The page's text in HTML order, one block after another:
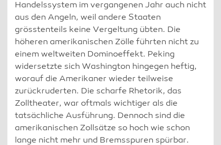
Handelssystem im vergangenen Jahr auch nicht
aus den Angeln, weil andere Staaten
grösstenteils keine Vergeltung übten. Die
höheren amerikanischen Zölle führten nicht zu
einem weltweiten Dominoeffekt. Peking
widersetzte sich Washington hingegen heftig,
worauf die Amerikaner wieder teilweise
zurückruderten. Die scharfe Rhetorik, das
Zolltheater, war oftmals wichtiger als die
tatsächliche Ausführung. Dennoch sind die
amerikanischen Zollsätze so hoch wie schon
lange nicht mehr und Bremsspuren spürbar.